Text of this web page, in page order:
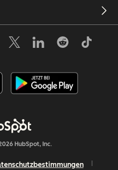
HubSpot, Inc.